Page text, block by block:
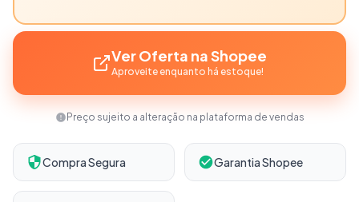
Ver Oferta na Shopee
Aproveite enquanto há estoque!
Preço sujeito a alteração na plataforma de vendas
Compra Segura Garantia Shopee